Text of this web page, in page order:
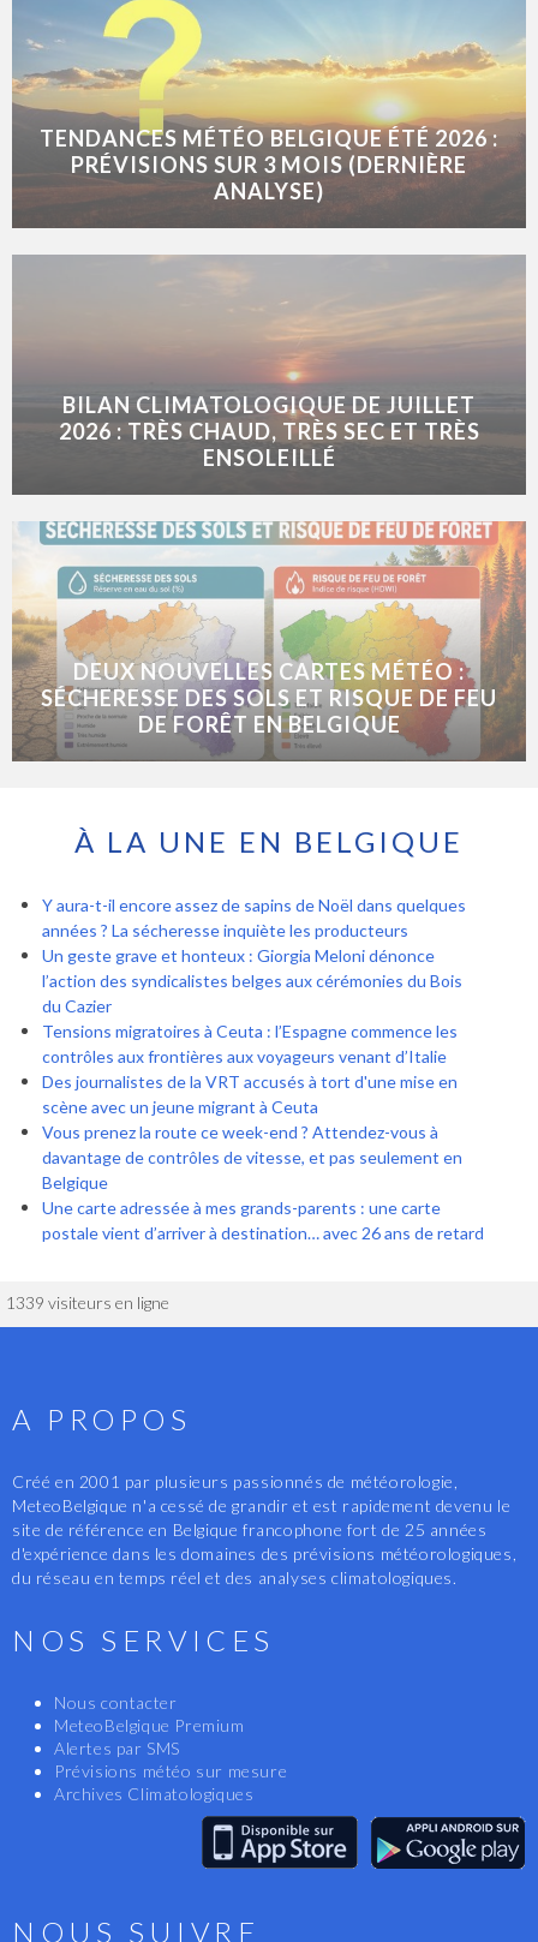
TENDANCES MÉTÉO BELGIQUE ÉTÉ 2026 :
PRÉVISIONS SUR 3 MOIS (DERNIÈRE
ANALYSE)
BILAN CLIMATOLOGIQUE DE JUILLET
2026 : TRÈS CHAUD, TRÈS SEC ET TRÈS
ENSOLEILLÉ
DEUX NOUVELLES CARTES MÉTÉO :
SÉCHERESSE DES SOLS ET RISQUE DE FEU
DE FORÊT EN BELGIQUE
À LA UNE EN BELGIQUE
Y aura-t-il encore assez de sapins de Noël dans quelques
années ? La sécheresse inquiète les producteurs
Un geste grave et honteux : Giorgia Meloni dénonce
l’action des syndicalistes belges aux cérémonies du Bois
du Cazier
Tensions migratoires à Ceuta : l’Espagne commence les
contrôles aux frontières aux voyageurs venant d’Italie
Des journalistes de la VRT accusés à tort d'une mise en
scène avec un jeune migrant à Ceuta
Vous prenez la route ce week-end ? Attendez-vous à
davantage de contrôles de vitesse, et pas seulement en
Belgique
Une carte adressée à mes grands-parents : une carte
postale vient d’arriver à destination… avec 26 ans de retard
1339 visiteurs en ligne
A PROPOS
Créé en 2001 par plusieurs passionnés de météorologie,
MeteoBelgique n'a cessé de grandir et est rapidement devenu le
site de référence en Belgique francophone fort de 25 années
d'expérience dans les domaines des prévisions météorologiques,
du réseau en temps réel et des analyses climatologiques.
NOS SERVICES
Nous contacter
MeteoBelgique Premium
Alertes par SMS
Prévisions météo sur mesure
Archives Climatologiques
NOUS SUIVRE